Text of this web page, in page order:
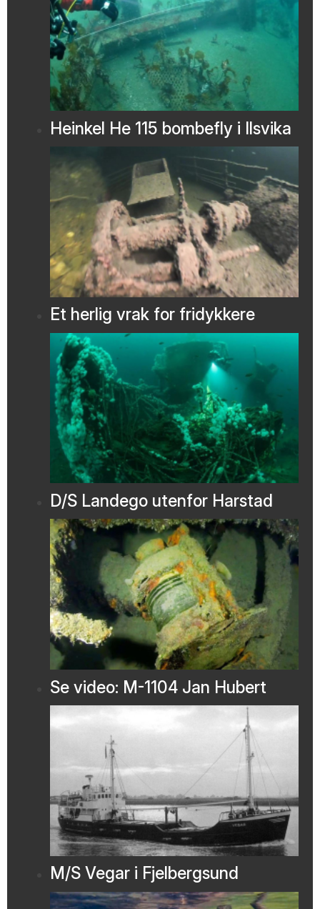
Heinkel He 115 bombefly i Ilsvika
Et herlig vrak for fridykkere
D/S Landego utenfor Harstad
Se video: M-1104 Jan Hubert
M/S Vegar i Fjelbergsund